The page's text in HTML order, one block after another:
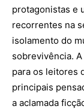
protagonistas e
recorrentes na
isolamento do
sobrevivência.
para os leitores
principais
a aclamada